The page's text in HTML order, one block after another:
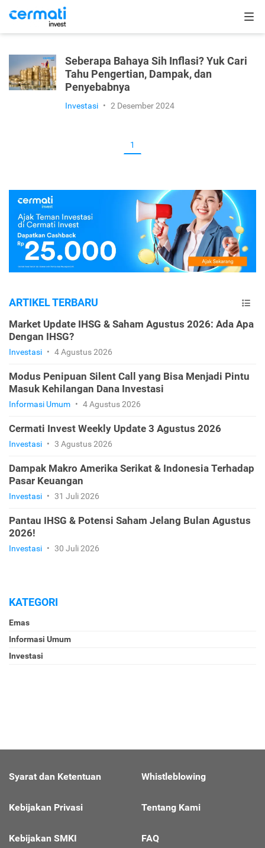
Seberapa Bahaya Sih Inflasi? Yuk Cari
Tahu Pengertian, Dampak, dan
Penyebabnya
Investasi • 2 Desember 2024
1
ARTIKEL TERBARU
Market Update IHSG & Saham Agustus 2026: Ada Apa
Dengan IHSG?
Investasi • 4 Agustus 2026
Modus Penipuan Silent Call yang Bisa Menjadi Pintu
Masuk Kehilangan Dana Investasi
Informasi Umum • 4 Agustus 2026
Cermati Invest Weekly Update 3 Agustus 2026
Investasi • 3 Agustus 2026
Dampak Makro Amerika Serikat & Indonesia Terhadap
Pasar Keuangan
Investasi • 31 Juli 2026
Pantau IHSG & Potensi Saham Jelang Bulan Agustus
2026!
Investasi • 30 Juli 2026
KATEGORI
Emas
Informasi Umum
Investasi
Syarat dan Ketentuan
Kebijakan Privasi
Kebijakan SMKI
Whistleblowing
Tentang Kami
FAQ